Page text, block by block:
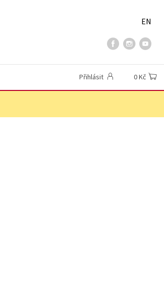
EN
Přihlásit 0 Kč